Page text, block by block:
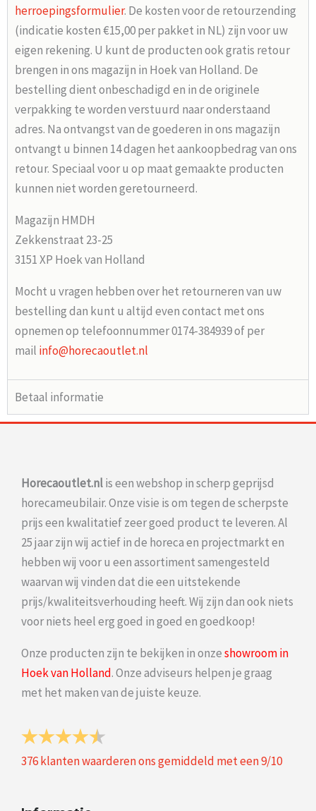
herroepingsformulier. De kosten voor de retourzending
(indicatie kosten €15,00 per pakket in NL) zijn voor uw
eigen rekening. U kunt de producten ook gratis retour
brengen in ons magazijn in Hoek van Holland. De
bestelling dient onbeschadigd en in de originele
verpakking te worden verstuurd naar onderstaand
adres. Na ontvangst van de goederen in ons magazijn
ontvangt u binnen 14 dagen het aankoopbedrag van ons
retour. Speciaal voor u op maat gemaakte producten
kunnen niet worden geretourneerd.
Magazijn HMDH
Zekkenstraat 23-25
3151 XP Hoek van Holland
Mocht u vragen hebben over het retourneren van uw
bestelling dan kunt u altijd even contact met ons
opnemen op telefoonnummer 0174-384939 of per
mail info@horecaoutlet.nl
Betaal informatie
Horecaoutlet.nlis een webshop in scherp geprijsd
horecameubilair. Onze visie is om tegen de scherpste
prijs een kwalitatief zeer goed product te leveren. Al
25 jaar zijn wij actief in de horeca en projectmarkt en
hebben wij voor u een assortiment samengesteld
waarvan wij vinden dat die een uitstekende
prijs/kwaliteitsverhouding heeft. Wij zijn dan ook niets
voor niets heel erg goed in goed en goedkoop!
Onze producten zijn te bekijken in onzeshowroom in
Hoek van Holland. Onze adviseurs helpen je graag
met het maken van de juiste keuze.
376klanten waarderen ons gemiddeld met een9/10